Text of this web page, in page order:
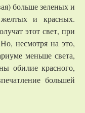
больше зеленых и
и красных.
этот свет, при
несмотря на это,
меньше света,
обилие красного,
большей